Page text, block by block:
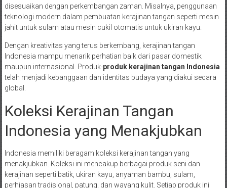
disesuaikan dengan perkembangan zaman. Misalnya, penggunaan
teknologi modern dalam pembuatan kerajinan tangan seperti mesin
jahit untuk sulam atau mesin cukil otomatis untuk ukiran kayu.
Dengan kreativitas yang terus berkembang, kerajinan tangan
Indonesia mampu menarik perhatian baik dari pasar domestik
maupun internasional. Produk-produk kerajinan tangan Indonesia
telah menjadi kebanggaan dan identitas budaya yang diakui secara
global.
Koleksi Kerajinan Tangan
Indonesia yang Menakjubkan
Indonesia memiliki beragam koleksi kerajinan tangan yang
menakjubkan. Koleksi ini mencakup berbagai produk seni dan
kerajinan seperti batik, ukiran kayu, anyaman bambu, sulam,
perhiasan tradisional, patung, dan wayang kulit. Setiap produk ini